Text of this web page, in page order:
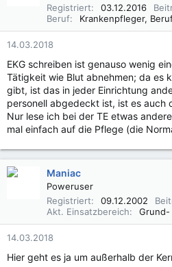
Registriert
03.12.2016
Beruf
14.03.2018
EKG schreiben ist genauso wenig
Tätigkeit wie Blut abnehmen; da es
gibt, ist das in jeder Einrichtung
personell abgedeckt ist, ist es auch
Nur lese ich bei der TE etwas
mal einfach auf die Pflege (die
Maniac
Poweruser
Registriert
09.12.2002
Akt. Einsatzbereich
Grund-
14.03.2018
Hier geht es ja um außerhalb der